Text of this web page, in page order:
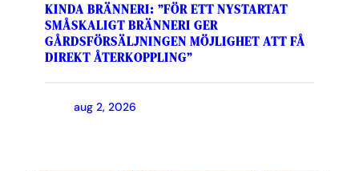
KINDA BRÄNNERI: ”FÖR ETT NYSTARTAT
SMÅSKALIGT BRÄNNERI GER
GÅRDSFÖRSÄLJNINGEN MÖJLIGHET ATT FÅ
DIREKT ÅTERKOPPLING”
aug 2, 2026